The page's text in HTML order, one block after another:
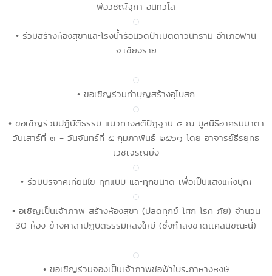
พ่อวิชญ์จุฑา อินทวโส
• ร่วมสร้างห้องสุขาและโรงน้ำร้อนวัดป่าเมตตาวนาราม อำเภอพาน
จ.เชียงราย
• ขอเชิญร่วมทำบุญสร้างอุโบสถ
• ขอเชิญร่วมปฎิบัติธรรม แนวทางสติปัฏฐาน ๔ ณ มูลนิธิอาศรมมาตา
วันเสาร์ที่ ๓ - วันจันทร์ที่ ๕ กุมภาพันธ์ ๒๕๖๑ โดย อาจารย์ธีรยุทธ
เวชเจริญยิ่ง
• ร่วมบริจาคเทียนไข ทุกแบบ และทุกขนาด เพื่อเป็นแสงแห่งบุญ
• อเชิญเป็นเจ้าภาพ สร้างห้องสุขา (ปลดทุกข์ โศก โรค ภัย) จำนวน
30 ห้อง ข้างศาลาปฏิบัติธรรมหลังใหม่ (ซึ่งกำลังขาดเเคลนขณะนี้)
• ขอเชิญร่วมจองเป็นเจ้าภาพช่อฟ้าใบระกาหางหงษ์